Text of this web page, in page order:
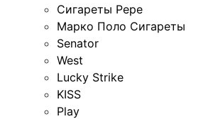
Сигареты Pepe
Марко Поло Сигареты
Senator
West
Lucky Strike
KISS
Play